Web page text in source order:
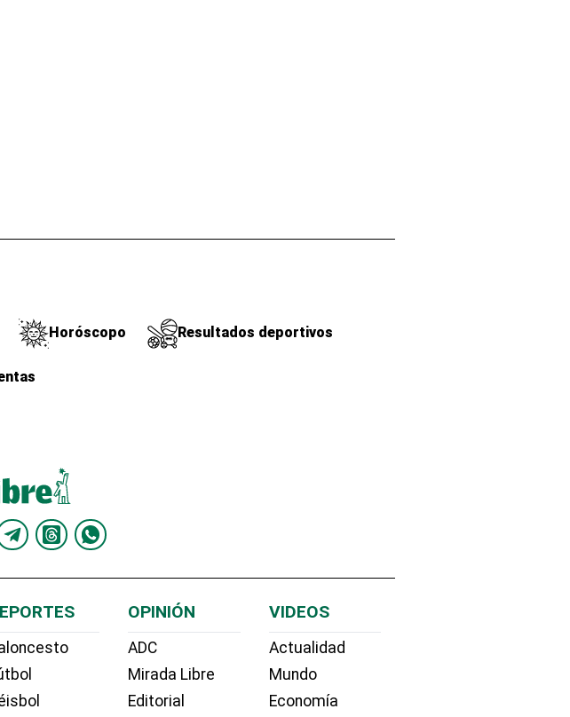
Horóscopo Resultados deportivos
OPINIÓN
ADC
Mirada Libre
Editorial
VIDEOS
Actualidad
Mundo
Economía